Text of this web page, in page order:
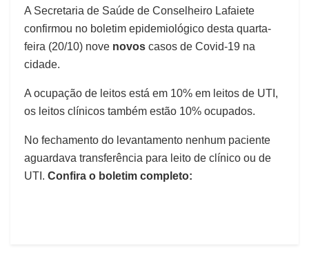
A Secretaria de Saúde de Conselheiro Lafaiete
confirmou no boletim epidemiológico desta quarta-
feira (20/10) nove novos casos de Covid-19 na
cidade.
A ocupação de leitos está em 10% em leitos de UTI,
os leitos clínicos também estão 10% ocupados.
No fechamento do levantamento nenhum paciente
aguardava transferência para leito de clínico ou de
UTI. Confira o boletim completo: